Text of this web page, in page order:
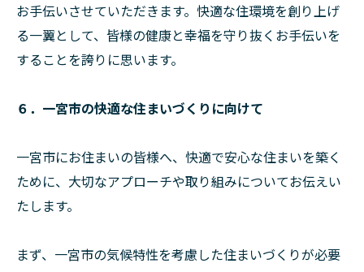
お手伝いさせていただきます。快適な住環境を創り上げ
る一翼として、皆様の健康と幸福を守り抜くお手伝いを
することを誇りに思います。
６．一宮市の快適な住まいづくりに向けて
一宮市にお住まいの皆様へ、快適で安心な住まいを築く
ために、大切なアプローチや取り組みについてお伝えい
たします。
まず、一宮市の気候特性を考慮した住まいづくりが必要